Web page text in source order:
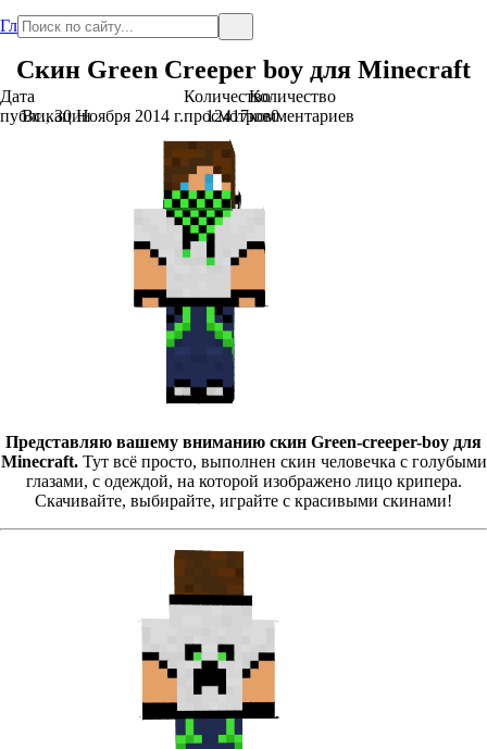
Главная
Скин Green Сreeper boy для Minecraft
Дата
публикации
Вс., 30 Ноября 2014 г.
Количество
просмотров
12417
Количество
комментариев
0
Представляю вашему вниманию скин Green-creeper-boy для
Minecraft.Тут всё просто, выполнен скин человечка с голубыми
глазами, с одеждой, на которой изображено лицо крипера.
Скачивайте, выбирайте, играйте с красивыми скинами!